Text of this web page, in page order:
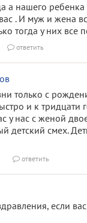
а нашего ребенка
. И муж и жена
тогда у них все
 ответить
только с
и к тридцати
у нас с женой
детский смех.
 ответить
если